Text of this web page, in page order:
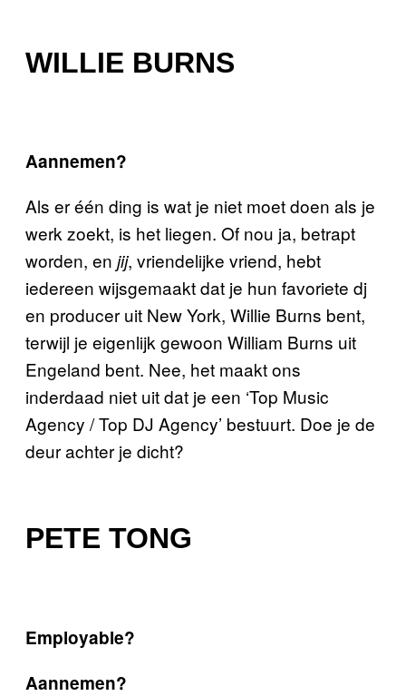
WILLIE BURNS
Aannemen?
Als er één ding is wat je niet moet doen als je
werk zoekt, is het liegen. Of nou ja, betrapt
worden, en jij, vriendelijke vriend, hebt
iedereen wijsgemaakt dat je hun favoriete dj
en producer uit New York, Willie Burns bent,
terwijl je eigenlijk gewoon William Burns uit
Engeland bent. Nee, het maakt ons
inderdaad niet uit dat je een ‘Top Music
Agency / Top DJ Agency’ bestuurt. Doe je de
deur achter je dicht?
PETE TONG
Employable?
Aannemen?